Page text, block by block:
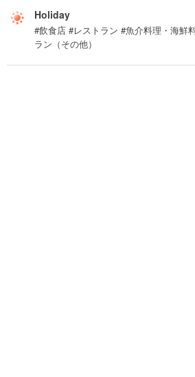
Holiday
#飲食店 #レストラン #魚介料理・海鮮
ラン（その他）